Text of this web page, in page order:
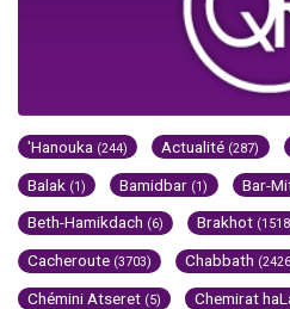
'Hanouka (244) Actualité (287)
Balak (1) Bamidbar (1) Bar-
Beth-Hamikdach (6) Brakhot
Cacheroute (3703) Chabbath
Chémini Atseret (5) Chemirat